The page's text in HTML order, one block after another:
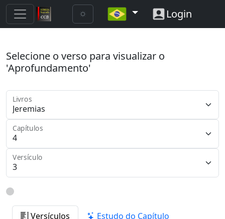
Login
Selecione o verso para visualizar o
'Aprofundamento'
Livros
Capítulos
Versículo
Versículos Estudo do Capítulo